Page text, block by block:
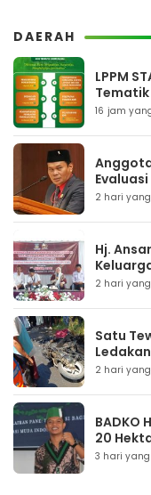
DAERAH
LPPM
16 jam
2 hari
Hj.
2 hari
Satu
2 hari
BADKO
20
3 hari